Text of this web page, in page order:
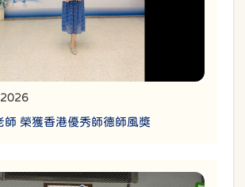
師 榮獲香港優秀師德師風獎